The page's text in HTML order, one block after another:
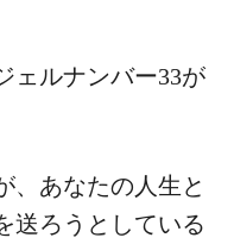
ェルナンバー33が
、あなたの人生と
送ろうとしている